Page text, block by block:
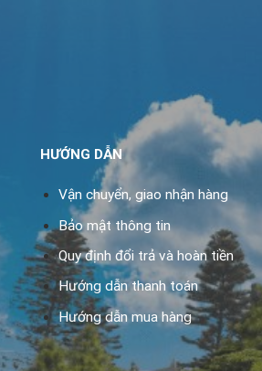
HƯỚNG DẪN
Vận chuyển, giao nhận hàng
Bảo mật thông tin
Quy định đổi trả và hoàn tiền
Hướng dẫn thanh toán
Hướng dẫn mua hàng